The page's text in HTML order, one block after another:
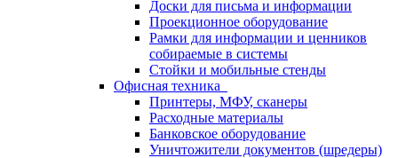
Доски для письма и информации
Проекционное оборудование
Рамки для информации и ценников
собираемые в системы
Стойки и мобильные стенды
Офисная техника
Принтеры, МФУ, сканеры
Расходные материалы
Банковское оборудование
Уничтожители документов (шредеры)